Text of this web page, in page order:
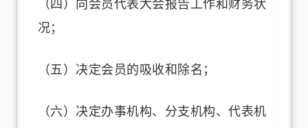
（四）向会员代表大会报告工作和财务状
况；
（五）决定会员的吸收和除名；
（六）决定办事机构、分支机构、代表机